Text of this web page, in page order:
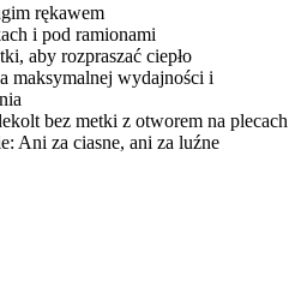
rękawem
i pod ramionami
aby rozpraszać ciepło
maksymalnej wydajności i
bez metki z otworem na plecach
Ani za ciasne, ani za luźne